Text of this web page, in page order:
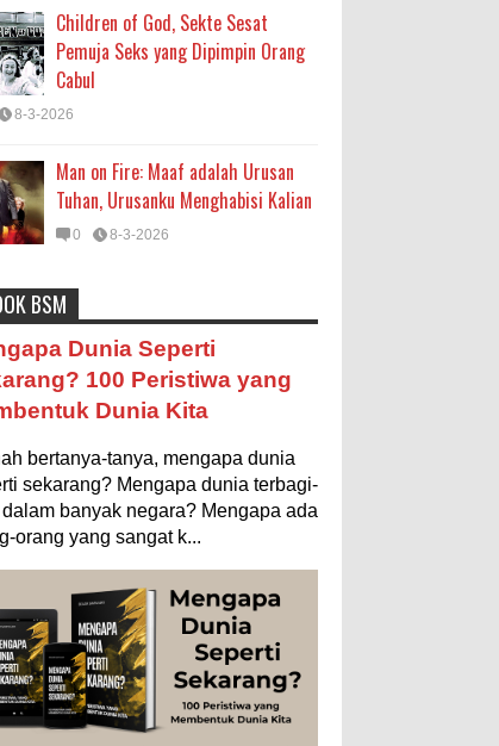
Children of God, Sekte Sesat
Pemuja Seks yang Dipimpin Orang
Cabul
8-3-2026
Man on Fire: Maaf adalah Urusan
Tuhan, Urusanku Menghabisi Kalian
0 8-3-2026
Biologi Budaya Buku
Bumi
Fakta & Statistik
Flora Geografi
Hoeda's Note
Internasional Internet
Iptek
Ilmiah
Makanan & Minuman
Misteri
Nature Olahraga
Pendidikan
Psikologi Sains
Sejarah
Teknologi Tips
Tokoh
Manusia
Umum
Mengapa Negara Miskin Tidak
Mencetak Uang yang Banyak saja
biar Kaya?
Ilustrasi/istimewa Jawaban untuk
lebar, namun berikut ini saya usahakan
Ukuran 1 Kaki itu Berapa Meter?
disingkat ft) memang lebih sering
dibanding “meter”...
Rahasia Togel yang Tidak Dipahami
Pemain Togel
Ilustrasi/zdnet.com Ini adalah catatan
BSM
Dunia Seperti
100 Peristiwa yang
Dunia Kita
bertanya-tanya, mengapa dunia
sekarang? Mengapa dunia terbagi-
dalam banyak negara? Mengapa ada
orang yang sangat k...